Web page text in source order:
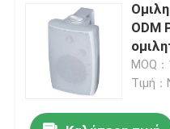
ODM
MOQ
Τιμή